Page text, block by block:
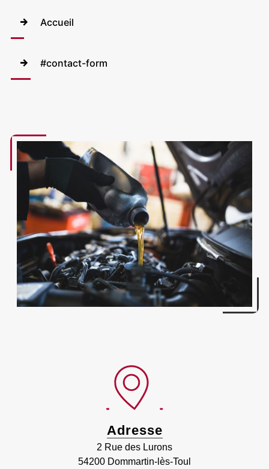
Accueil
#contact-form
Adresse
2 Rue des Lurons
54200 Dommartin-lès-Toul